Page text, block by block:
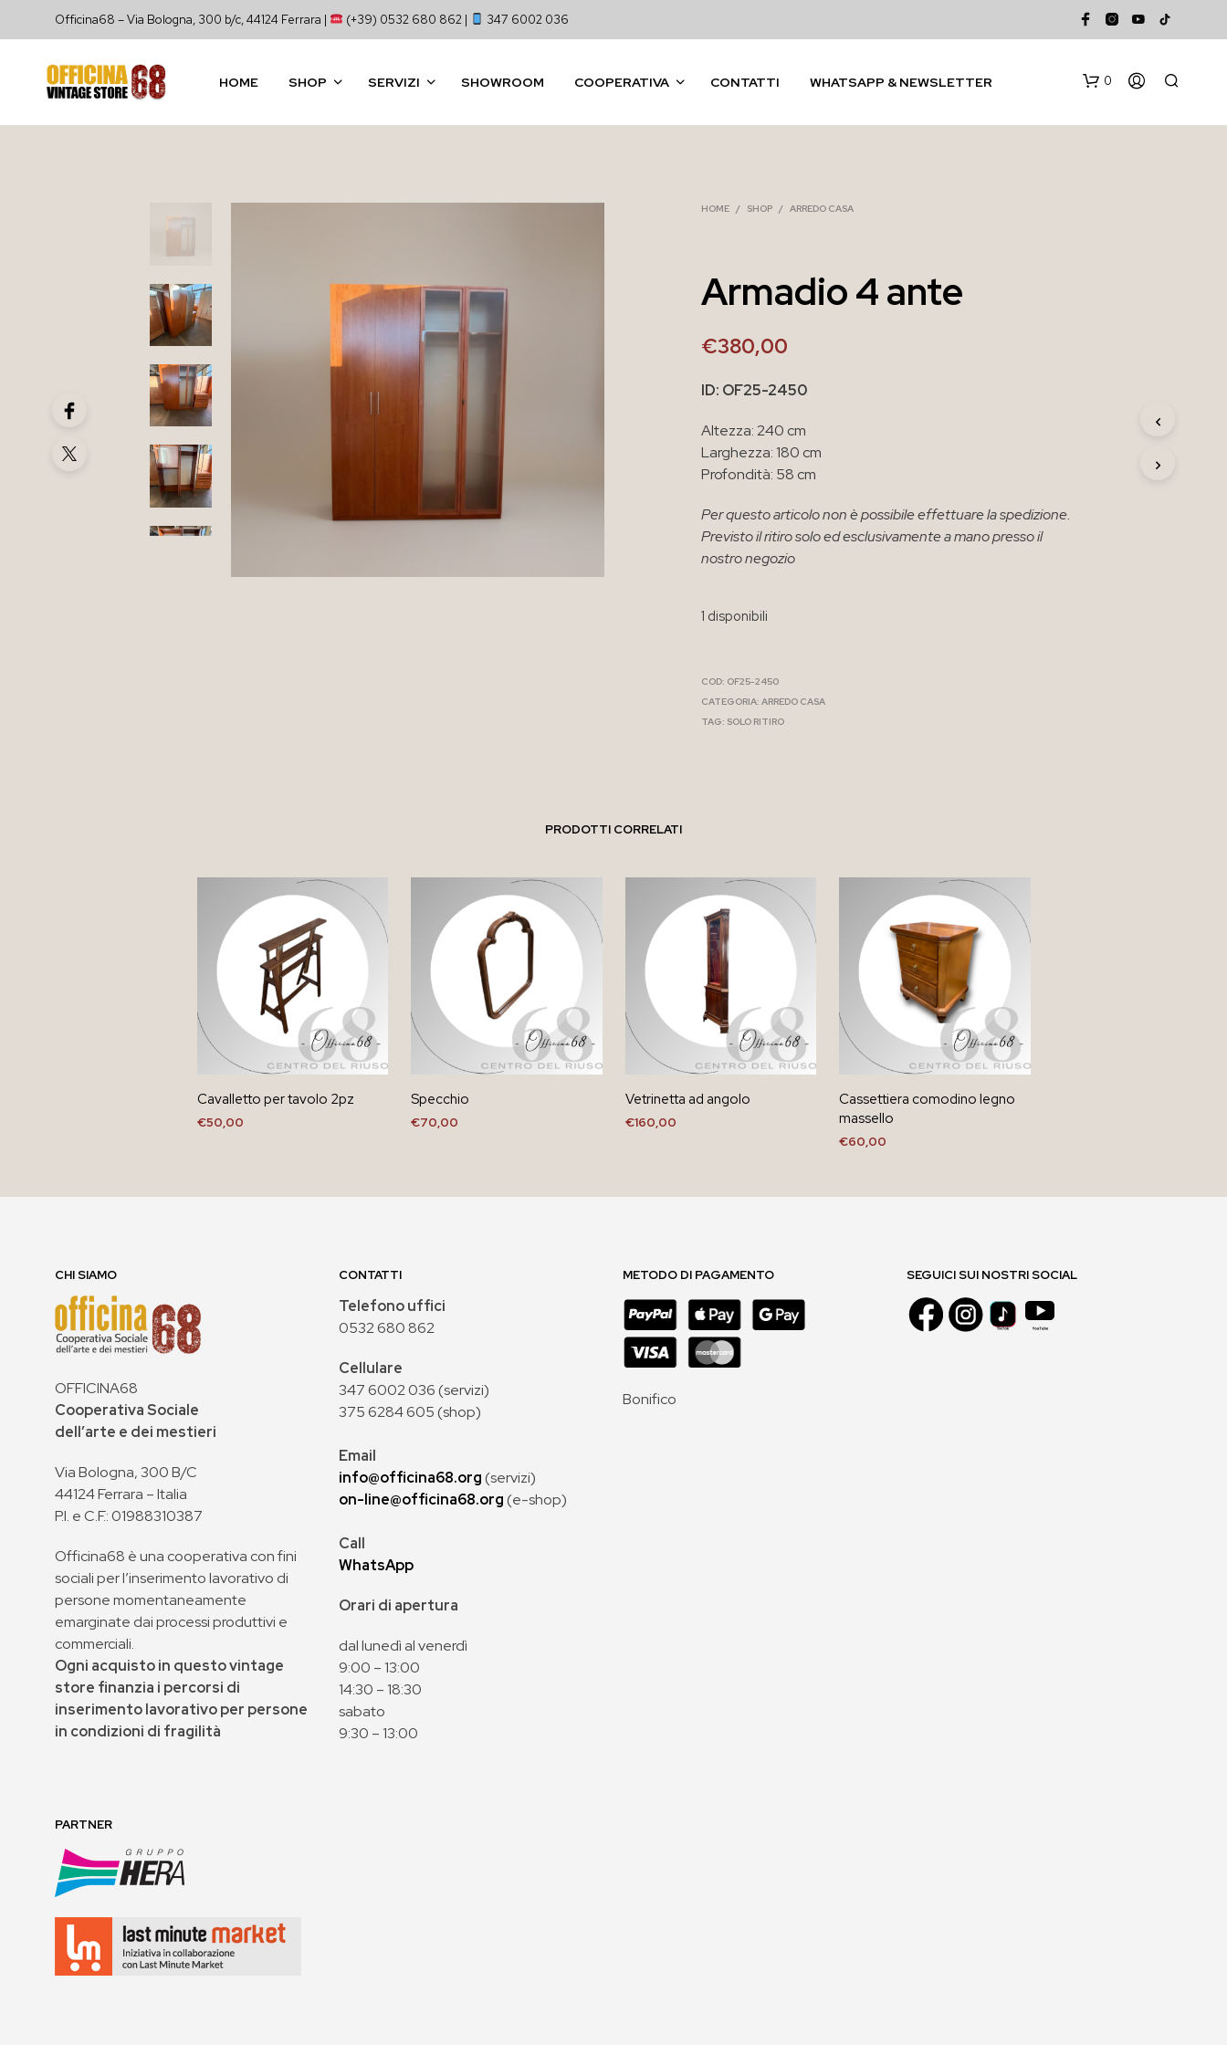
Officina68 – Via Bologna, 300 b/c, 44124 Ferrara | (+39) 0532 680 862 | 347 6002 036
HOME SHOP SERVIZI SHOWROOM COOPERATIVA CONTATTI WHATSAPP & NEWSLETTER 0
HOME / SHOP / ARREDO CASA
Armadio 4 ante
€380,00
ID: OF25-2450
Altezza: 240 cm
Larghezza: 180 cm
Profondità: 58 cm
Per questo articolo non è possibile effettuare la spedizione.
Previsto il ritiro solo ed esclusivamente a mano presso il
nostro negozio
1 disponibili
COD: OF25-2450
CATEGORIA:ARREDO CASA
TAG: SOLO RITIRO
PRODOTTI CORRELATI
Cavalletto per tavolo 2pz
€50,00
Specchio
€70,00
Vetrinetta ad angolo
€160,00
Cassettiera comodino legno
massello
€60,00
CHI SIAMO
OFFICINA68
Cooperativa Sociale
dell’arte e dei mestieri
Via Bologna, 300 B/C
44124 Ferrara – Italia
P.I. e C.F.: 01988310387
Officina68 è una cooperativa con fini
sociali per l’inserimento lavorativo di
persone momentaneamente
emarginate dai processi produttivi e
commerciali.
Ogni acquisto in questo vintage
store finanzia i percorsi di
inserimento lavorativo per persone
in condizioni di fragilità
CONTATTI
Telefono uffici
0532 680 862
Cellulare
347 6002 036 (servizi)
375 6284 605 (shop)
Email
info@officina68.org(servizi)
on-line@officina68.org(e-shop)
Call
WhatsApp
Orari di apertura
dal lunedì al venerdì
9:00 – 13:00
14:30 – 18:30
sabato
9:30 – 13:00
METODO DI PAGAMENTO
Bonifico
SEGUICI SUI NOSTRI SOCIAL
PARTNER